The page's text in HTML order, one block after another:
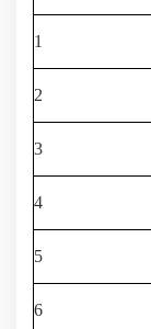
1
2
3
4
5
6